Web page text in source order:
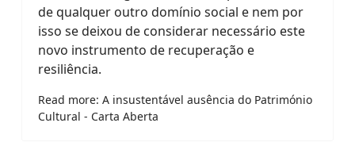
de qualquer outro domínio social e nem por
isso se deixou de considerar necessário este
novo instrumento de recuperação e
resiliência.
Read more: A insustentável ausência do Património
Cultural - Carta Aberta